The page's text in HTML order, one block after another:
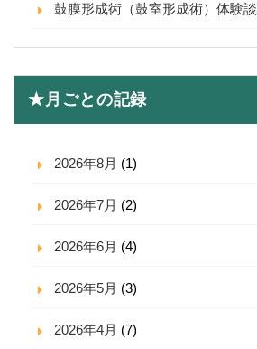
鼓膜形成術（鼓室形成術）体験談
★月ごとの記録
2026年8月 (1)
2026年7月 (2)
2026年6月 (4)
2026年5月 (3)
2026年4月 (7)